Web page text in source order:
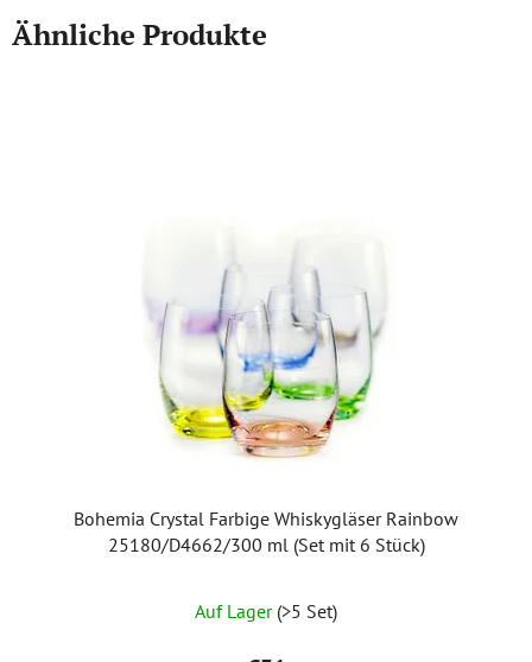
Ähnliche Produkte
Bohemia Crystal Farbige Whiskygläser Rainbow
25180/D4662/300 ml (Set mit 6 Stück)
Auf Lager (>5 Set)